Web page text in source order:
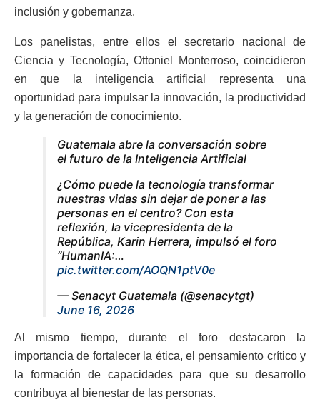
inclusión y gobernanza.
Los panelistas, entre ellos el secretario nacional de
Ciencia y Tecnología, Ottoniel Monterroso, coincidieron
en que la inteligencia artificial representa una
oportunidad para impulsar la innovación, la productividad
y la generación de conocimiento.
Guatemala abre la conversación sobre
el futuro de la Inteligencia Artificial
¿Cómo puede la tecnología transformar
nuestras vidas sin dejar de poner a las
personas en el centro? Con esta
reflexión, la vicepresidenta de la
República, Karin Herrera, impulsó el foro
“HumanIA:…
pic.twitter.com/AOQN1ptV0e
— Senacyt Guatemala (@senacytgt)
June 16, 2026
Al mismo tiempo, durante el foro destacaron la
importancia de fortalecer la ética, el pensamiento crítico y
la formación de capacidades para que su desarrollo
contribuya al bienestar de las personas.